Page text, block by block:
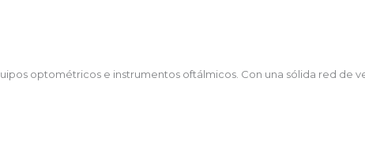
optométricos e instrumentos oftálmicos. Con una sólida red de